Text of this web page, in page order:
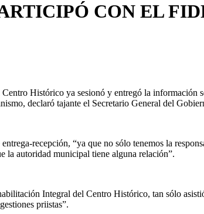
CON EL
Histórico ya sesionó y entregó la información
declaró tajante el Secretario General del
recepción, “ya que no sólo tenemos la
la autoridad municipal tiene alguna relación”.
Integral del Centro Histórico, tan sólo
priistas”.